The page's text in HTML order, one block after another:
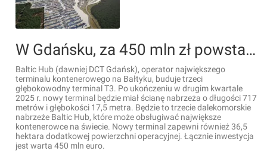
W Gdańsku, za 450 mln zł powstaje wielki głębokowodny terminal na terenie Baltic Hub [FILMY]
Baltic Hub (dawniej DCT Gdańsk), operator największego
terminalu kontenerowego na Bałtyku, buduje trzeci
głębokowodny terminal T3. Po ukończeniu w drugim kwartale
2025 r. nowy terminal będzie miał ścianę nabrzeża o długości 717
metrów i głębokości 17,5 metra. Będzie to trzecie dalekomorskie
nabrzeże Baltic Hub, które może obsługiwać największe
kontenerowce na świecie. Nowy terminal zapewni również 36,5
hektara dodatkowej powierzchni operacyjnej. Łącznie inwestycja
jest warta 450 mln euro.